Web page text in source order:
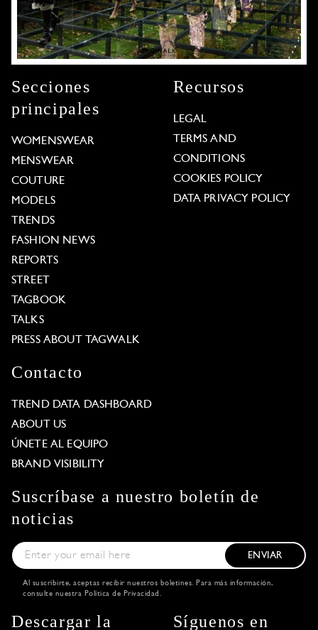
Secciones
principales
WOMENSWEAR
MENSWEAR
COUTURE
MODELS
TRENDS
FASHION NEWS
REPORTS
STREET
TAGBOOK
TALKS
PRESS ABOUT TAGWALK
Recursos
LEGAL
TERMS AND
CONDITIONS
COOKIES POLICY
DATA PRIVACY POLICY
Contacto
TREND DATA DASHBOARD
ABOUT US
ÚNETE AL EQUIPO
BRAND VISIBILITY
Suscríbase a nuestro boletín de
noticias
ENVIAR
Al suscribirte, aceptas recibir nuestros boletines. Para más información,
consulte nuestra Política de Privacidad .
Descargar la Síguenos en